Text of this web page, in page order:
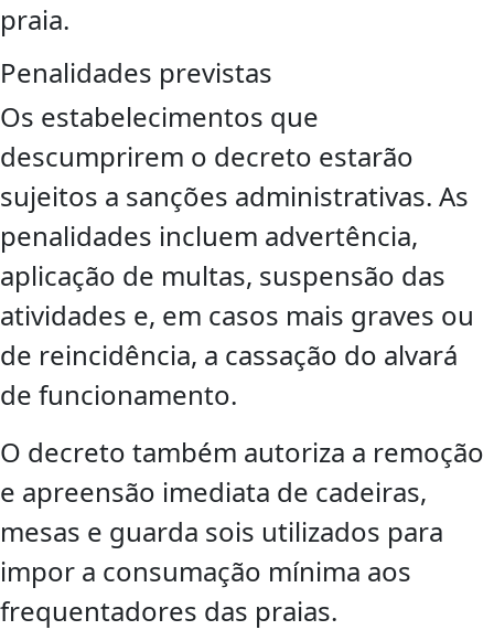
praia.
Penalidades previstas
Os estabelecimentos que
descumprirem o decreto estarão
sujeitos a sanções administrativas. As
penalidades incluem advertência,
aplicação de multas, suspensão das
atividades e, em casos mais graves ou
de reincidência, a cassação do alvará
de funcionamento.
O decreto também autoriza a remoção
e apreensão imediata de cadeiras,
mesas e guarda sois utilizados para
impor a consumação mínima aos
frequentadores das praias.